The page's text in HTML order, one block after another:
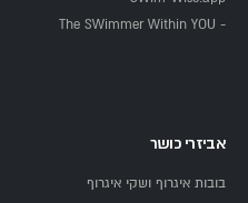
- The SWimmer Within YOU
אביזרי כושר
בובות איגרוף ושקי איגרוף